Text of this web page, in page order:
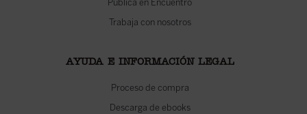
Publica en Encuentro
Trabaja con nosotros
AYUDA E INFORMACIÓN LEGAL
Proceso de compra
Descarga de ebooks